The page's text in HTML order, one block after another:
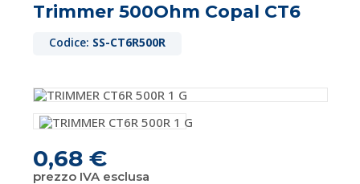
Trimmer 500Ohm Copal CT6
Codice: SS-CT6R500R
0,68 €
prezzo IVA esclusa